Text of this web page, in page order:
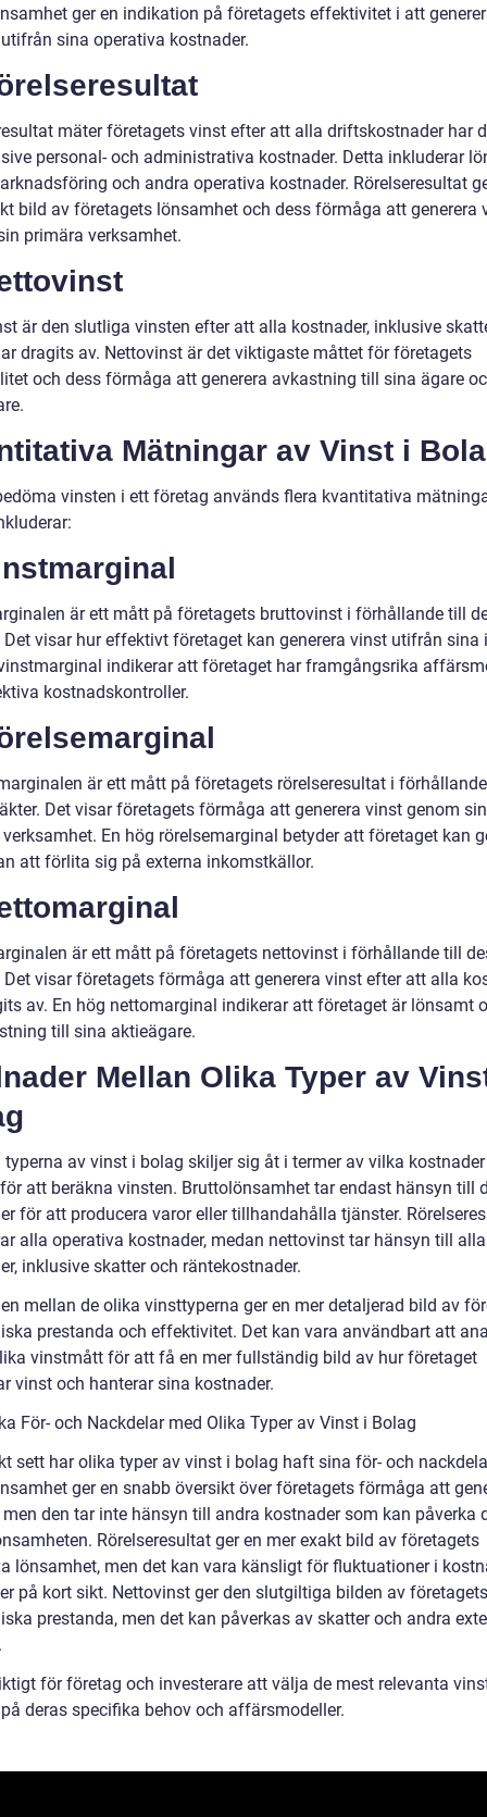
ger en indikation på företagets effektivitet i att
sina operativa kostnader.
mäter företagets vinst efter att alla driftskostnader har
personal- och administrativa kostnader. Detta inkluderar
och andra operativa kostnader. Rörelseresultat
bild av företagets lönsamhet och dess förmåga att generera
primära verksamhet.
är den slutliga vinsten efter att alla kostnader, inklusive
dragits av. Nettovinst är det viktigaste måttet för företagets
och dess förmåga att generera avkastning till sina ägare
Mätningar av Vinst i
vinsten i ett företag används flera kvantitativa
är ett mått på företagets bruttovinst i förhållande till
Det visar hur effektivt företaget kan generera vinst utifrån sina
indikerar att företaget har framgångsrika
kostnadskontroller.
är ett mått på företagets rörelseresultat i
Det visar företagets förmåga att generera vinst genom sin
En hög rörelsemarginal betyder att företaget kan
att förlita sig på externa inkomstkällor.
är ett mått på företagets nettovinst i förhållande till
Det visar företagets förmåga att generera vinst efter att alla
av. En hög nettomarginal indikerar att företaget är lönsamt
till sina aktieägare.
Mellan Olika Typer av
typerna av vinst i bolag skiljer sig åt i termer av vilka
att beräkna vinsten. Bruttolönsamhet tar endast hänsyn till
för att producera varor eller tillhandahålla tjänster.
alla operativa kostnader, medan nettovinst tar hänsyn till alla
inklusive skatter och räntekostnader.
mellan de olika vinsttyperna ger en mer detaljerad bild av
prestanda och effektivitet. Det kan vara användbart att
vinstmått för att få en mer fullständig bild av hur företaget
vinst och hanterar sina kostnader.
För- och Nackdelar med Olika Typer av Vinst i Bolag
sett har olika typer av vinst i bolag haft sina för- och
ger en snabb översikt över företagets förmåga att
men den tar inte hänsyn till andra kostnader som kan påverka
Rörelseresultat ger en mer exakt bild av företagets
lönsamhet, men det kan vara känsligt för fluktuationer i
på kort sikt. Nettovinst ger den slutgiltiga bilden av företagets
prestanda, men det kan påverkas av skatter och andra
för företag och investerare att välja de mest relevanta
deras specifika behov och affärsmodeller.